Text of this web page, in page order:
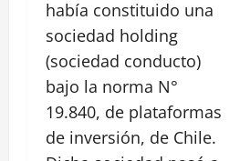
había constituido una
sociedad holding
(sociedad conducto)
bajo la norma N°
19.840, de plataformas
de inversión, de Chile.